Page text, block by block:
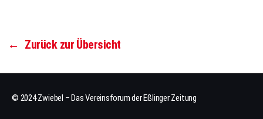
← Zurück zur Übersicht
© 2024 Zwiebel – Das Vereinsforum der Eßlinger Zeitung